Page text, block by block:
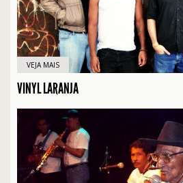
VEJA MAIS
VINYL LARANJA